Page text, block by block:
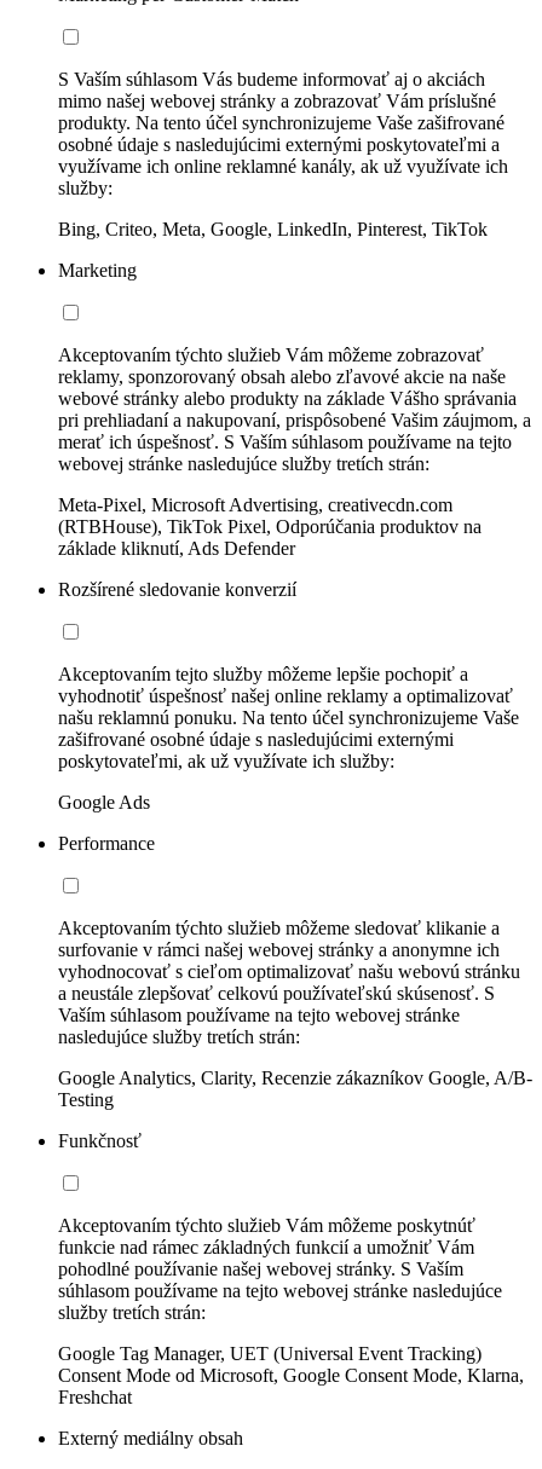
S Vaším súhlasom Vás budeme informovať aj o akciách
mimo našej webovej stránky a zobrazovať Vám príslušné
produkty. Na tento účel synchronizujeme Vaše zašifrované
osobné údaje s nasledujúcimi externými poskytovateľmi a
využívame ich online reklamné kanály, ak už využívate ich
služby:
Bing, Criteo, Meta, Google, LinkedIn, Pinterest, TikTok
Marketing
Akceptovaním týchto služieb Vám môžeme zobrazovať
reklamy, sponzorovaný obsah alebo zľavové akcie na naše
webové stránky alebo produkty na základe Vášho správania
pri prehliadaní a nakupovaní, prispôsobené Vašim záujmom, a
merať ich úspešnosť. S Vaším súhlasom používame na tejto
webovej stránke nasledujúce služby tretích strán:
Meta-Pixel, Microsoft Advertising, creativecdn.com
(RTBHouse), TikTok Pixel, Odporúčania produktov na
základe kliknutí, Ads Defender
Rozšírené sledovanie konverzií
Akceptovaním tejto služby môžeme lepšie pochopiť a
vyhodnotiť úspešnosť našej online reklamy a optimalizovať
našu reklamnú ponuku. Na tento účel synchronizujeme Vaše
zašifrované osobné údaje s nasledujúcimi externými
poskytovateľmi, ak už využívate ich služby:
Google Ads
Performance
Akceptovaním týchto služieb môžeme sledovať klikanie a
surfovanie v rámci našej webovej stránky a anonymne ich
vyhodnocovať s cieľom optimalizovať našu webovú stránku
a neustále zlepšovať celkovú používateľskú skúsenosť. S
Vaším súhlasom používame na tejto webovej stránke
nasledujúce služby tretích strán:
Google Analytics, Clarity, Recenzie zákazníkov Google, A/B-
Testing
Funkčnosť
Akceptovaním týchto služieb Vám môžeme poskytnúť
funkcie nad rámec základných funkcií a umožniť Vám
pohodlné používanie našej webovej stránky. S Vaším
súhlasom používame na tejto webovej stránke nasledujúce
služby tretích strán:
Google Tag Manager, UET (Universal Event Tracking)
Consent Mode od Microsoft, Google Consent Mode, Klarna,
Freshchat
Externý mediálny obsah